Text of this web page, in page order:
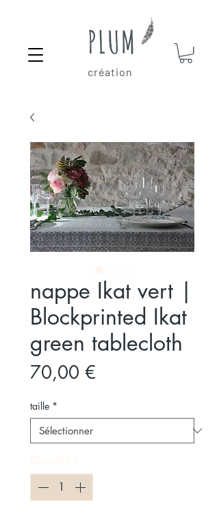
PLUM
création
nappe Ikat vert |
Blockprinted Ikat
green tablecloth
70,00 €
taille *